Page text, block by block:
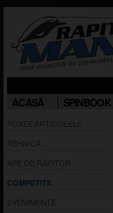
ACASĂ
SPINBOOK
COMPETIȚII